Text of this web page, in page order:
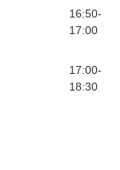
16:50-
17:00
17:00-
18:30